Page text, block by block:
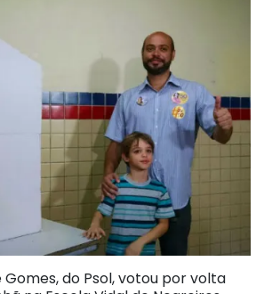
do Psol, votou por volta